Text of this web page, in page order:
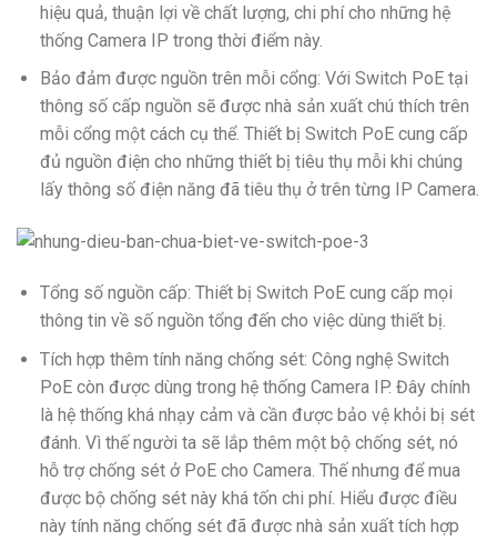
hiệu quả, thuận lợi về chất lượng, chi phí cho những hệ
thống Camera IP trong thời điểm này.
Bảo đảm được nguồn trên mỗi cổng: Với Switch PoE tại
thông số cấp nguồn sẽ được nhà sản xuất chú thích trên
mỗi cổng một cách cụ thể. Thiết bị Switch PoE cung cấp
đủ nguồn điện cho những thiết bị tiêu thụ mỗi khi chúng
lấy thông số điện năng đã tiêu thụ ở trên từng IP Camera.
Tổng số nguồn cấp: Thiết bị Switch PoE cung cấp mọi
thông tin về số nguồn tổng đến cho việc dùng thiết bị.
Tích hợp thêm tính năng chống sét: Công nghệ Switch
PoE còn được dùng trong hệ thống Camera IP. Đây chính
là hệ thống khá nhạy cảm và cần được bảo vệ khỏi bị sét
đánh. Vì thế người ta sẽ lắp thêm một bộ chống sét, nó
hỗ trợ chống sét ở PoE cho Camera. Thế nhưng để mua
được bộ chống sét này khá tốn chi phí. Hiểu được điều
này tính năng chống sét đã được nhà sản xuất tích hợp